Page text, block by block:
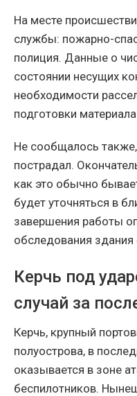
На месте
службы: пожарно-
полиция. Данные о
состоянии несущих
необходимости
подготовки
Не сообщалось
пострадал.
как это обычно
будет уточняться в
завершения работы
обследования здания
Керчь под
случай за
Керчь, крупный
полуострова, в
оказывается в зоне
беспилотников.